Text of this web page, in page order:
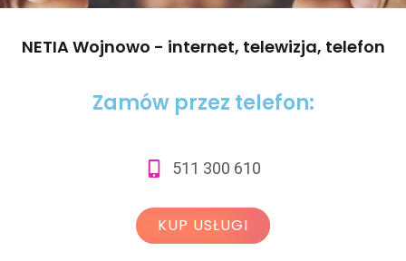
NETIA Wojnowo - internet, telewizja, telefon
Zamów przez telefon:
511 300 610
KUP USŁUGI